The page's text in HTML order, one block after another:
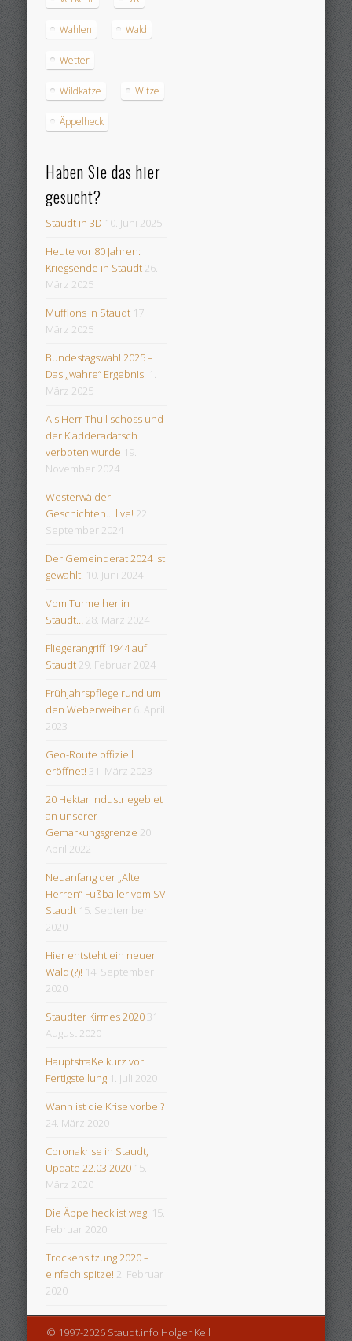
Wahlen Wald
Wetter
Wildkatze Witze
Äppelheck
Haben Sie das hier
gesucht?
Staudt in 3D 10. Juni 2025
Heute vor 80 Jahren:
Kriegsende in Staudt 26.
März 2025
Mufflons in Staudt 17.
März 2025
Bundestagswahl 2025 –
Das „wahre“ Ergebnis! 1.
März 2025
Als Herr Thull schoss und
der Kladderadatsch
verboten wurde 19.
November 2024
Westerwälder
Geschichten… live! 22.
September 2024
Der Gemeinderat 2024 ist
gewählt! 10. Juni 2024
Vom Turme her in
Staudt… 28. März 2024
Fliegerangriff 1944 auf
Staudt 29. Februar 2024
Frühjahrspflege rund um
den Weberweiher 6. April
2023
Geo-Route offiziell
eröffnet! 31. März 2023
20 Hektar Industriegebiet
an unserer
Gemarkungsgrenze 20.
April 2022
Neuanfang der „Alte
Herren“ Fußballer vom SV
Staudt 15. September
2020
Hier entsteht ein neuer
Wald (?)! 14. September
2020
Staudter Kirmes 2020 31.
August 2020
Hauptstraße kurz vor
Fertigstellung 1. Juli 2020
Wann ist die Krise vorbei?
24. März 2020
Coronakrise in Staudt,
Update 22.03.2020 15.
März 2020
Die Äppelheck ist weg! 15.
Februar 2020
Trockensitzung 2020 –
einfach spitze! 2. Februar
2020
© 1997-2026 Staudt.info Holger Keil